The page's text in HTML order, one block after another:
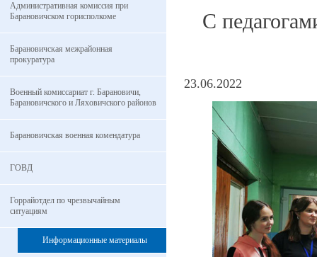
Административная комиссия при
Барановичском горисполкоме
Барановичская межрайонная
прокуратура
Военный комиссариат г. Барановичи,
Барановичского и Ляховичского районов
Барановичская военная комендатура
ГОВД
Горрайотдел по чрезвычайным
ситуациям
Информационные материалы
С
23.06.2022